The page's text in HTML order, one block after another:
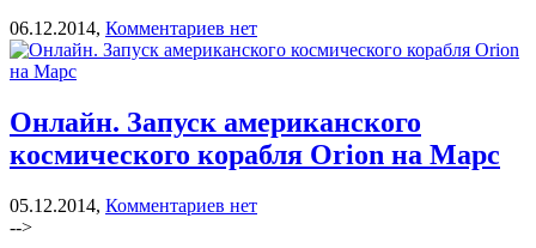
06.12.2014, Комментариев нет
Онлайн. Запуск американского
космического корабля Orion на Марс
05.12.2014, Комментариев нет
-->